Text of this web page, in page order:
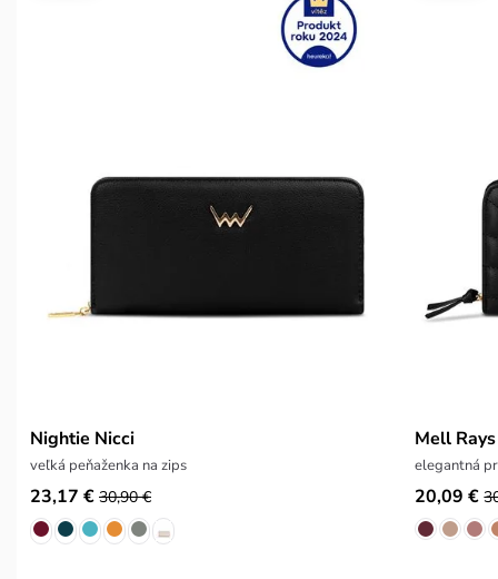
Nightie Nicci
veľká peňaženka na zips
23,17 € 30,90 €
Mell
elegantná
20,09 €